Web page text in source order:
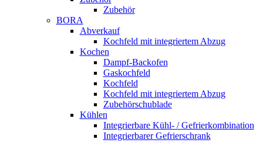
Zubehör
BORA
Abverkauf
Kochfeld mit integriertem Abzug
Kochen
Dampf-Backofen
Gaskochfeld
Kochfeld
Kochfeld mit integriertem Abzug
Zubehörschublade
Kühlen
Integrierbare Kühl- / Gefrierkombination
Integrierbarer Gefrierschrank